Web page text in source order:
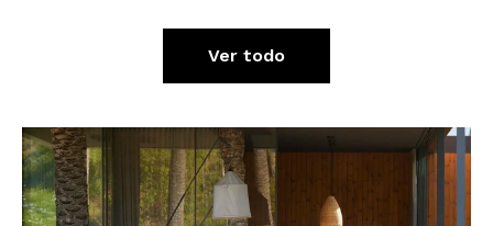
Ver todo